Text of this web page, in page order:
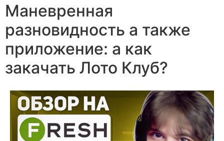
Маневренная
разновидность а также
приложение: а как
закачать Лото Клуб?